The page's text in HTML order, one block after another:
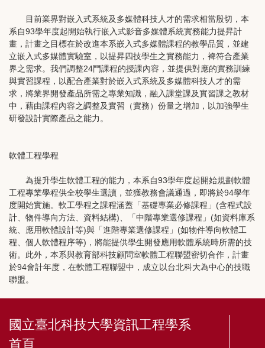
目前業界對嵌入式系統及多媒體科技人才的需求相當殷切，本
系自93學年度起開始執行嵌入式影音多媒體系統實務能力提昇計
畫，計畫之目標在於改進本系嵌入式多媒體課程的教學品質，並建
立嵌入式多媒體實驗室，以提昇四技學生之實務能力，裨符合產業
界之需求。我們調整24門課程的授課內容，並提供對應的實務訓練
與實習課程，以配合產業對於嵌入式系統及多媒體科技人才的需
求，將業界開發產品所需之專業知識，融入課堂課及實習課之教材
中，藉由課程內容之調整及實習（實務）份量之增加，以加強學生
研發設計實際產品之能力。
軟體工程學程
為提升學生軟體工程的能力，本系自93學年度起開始規劃軟體
工程專業學程供全校學生選讀，並獲教務會議通過，即將於94學年
度開始實施。軟工學程之課程涵蓋「基礎專業必修課程」(含程式設
計、物件導向方法、資料結構)、「中階專業選修課程」(如資料庫系
統、應用軟體設計等)與「進階專業選修課程」(如物件導向軟體工
程、個人軟體程序等)，將能提供學生開發應用軟體系統時所需的技
術。此外，本系與教育部科技顧問室軟體工程聯盟密切合作，計畫
於94會計年度，在軟體工程聯盟中，成立以台北科大為中心的技職
聯盟。
國立臺北科技大學資訊工程學系
首頁